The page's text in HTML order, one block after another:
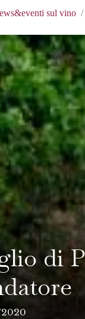
sul vino
di